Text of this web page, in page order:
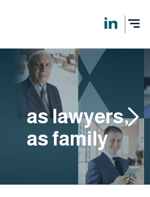
as lawyers,
as family